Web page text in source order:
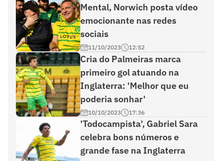
Mental, Norwich posta vídeo
emocionante nas redes
sociais
11/10/2023 12:52
Cria do Palmeiras marca
primeiro gol atuando na
Inglaterra: 'Melhor que eu
poderia sonhar'
10/10/2023 17:36
'Todocampista', Gabriel Sara
celebra bons números e
grande fase na Inglaterra